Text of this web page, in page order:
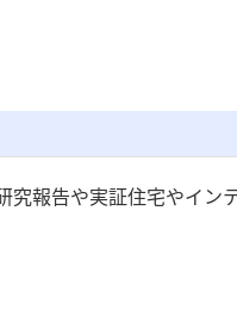
究報告や実証住宅やイン